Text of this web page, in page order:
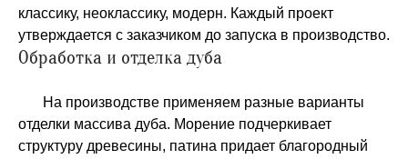
классику, неоклассику, модерн. Каждый проект
утверждается с заказчиком до запуска в производство.
Обработка и отделка дуба
На производстве применяем разные варианты
отделки массива дуба. Морение подчеркивает
структуру древесины, патина придает благородный